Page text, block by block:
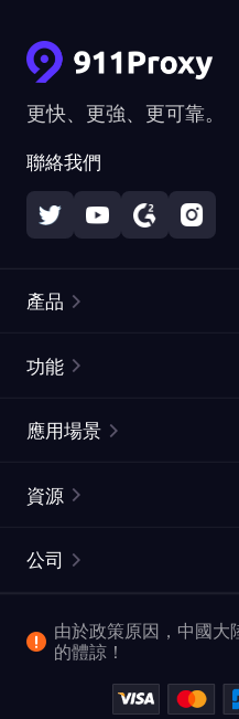
更快、更強、更可靠。
聯絡我們
產品
靜態住宅代理
網頁擷取 API
視頻下載 API
功能
ISP代理
ProxySite
應用場景
市場研究
爬行和索引
查看所有使用案例
資源
常見問題解答
位置
公司
企業服務
反洗錢合規計劃
由於政策原因，中國大
的體諒！